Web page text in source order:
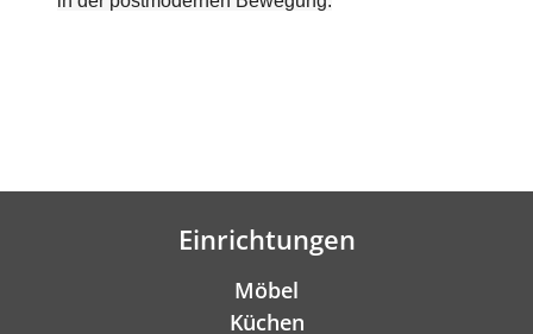
Einrichtungen
Möbel
Küchen